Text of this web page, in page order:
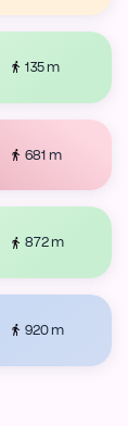
135 m
681 m
872 m
920 m